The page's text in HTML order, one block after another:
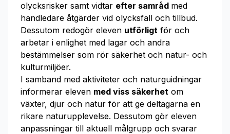
olycksrisker samt vidtar efter samråd med
handledare åtgärder vid olycksfall och tillbud.
Dessutom redogör eleven utförligt för och
arbetar i enlighet med lagar och andra
bestämmelser som rör säkerhet och natur- och
kulturmiljöer.
I samband med aktiviteter och naturguidningar
informerar eleven med viss säkerhet om
växter, djur och natur för att ge deltagarna en
rikare naturupplevelse. Dessutom gör eleven
anpassningar till aktuell målgrupp och svarar